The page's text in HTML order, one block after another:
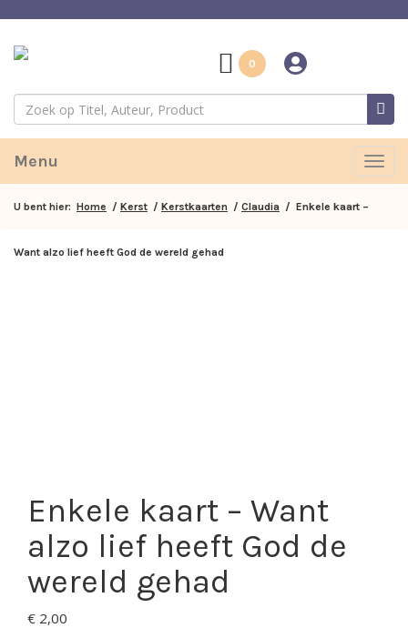
0
Menu
U bent hier: Home / Kerst / Kerstkaarten / Claudia / Enkele kaart –
Want alzo lief heeft God de wereld gehad
Enkele kaart – Want
alzo lief heeft God de
wereld gehad
€ 2,00